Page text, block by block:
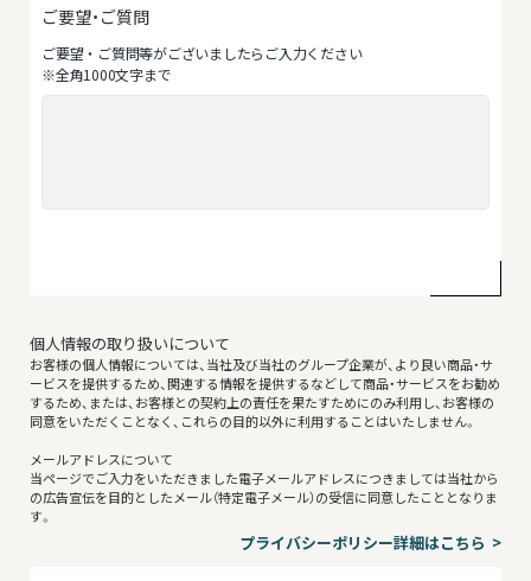
ご要望・ご質問
ご要望‧ご質問等がございましたらご⼊⼒ください
※全⾓1000⽂字まで
個人情報の取り扱いについて
お客様の個人情報については、当社及び当社のグループ企業が、より良い商品・サ
ービスを提供するため、関連する情報を提供するなどして商品・サービスをお勧め
するため、または、お客様との契約上の責任を果たすためにのみ利用し、お客様の
同意をいただくことなく、これらの目的以外に利用することはいたしません。
メールアドレスについて
当ページでご入力をいただきました電子メールアドレスにつきましては当社から
の広告宣伝を目的としたメール（特定電子メール）の受信に同意したこととなりま
す。
プライバシーポリシー詳細はこちら